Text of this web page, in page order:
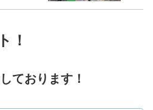
！
ております！